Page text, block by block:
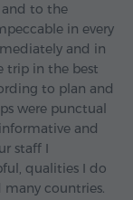
to the
in every
and in
trip in the best
to plan and
were punctual
and
staff I
qualities I do
countries.